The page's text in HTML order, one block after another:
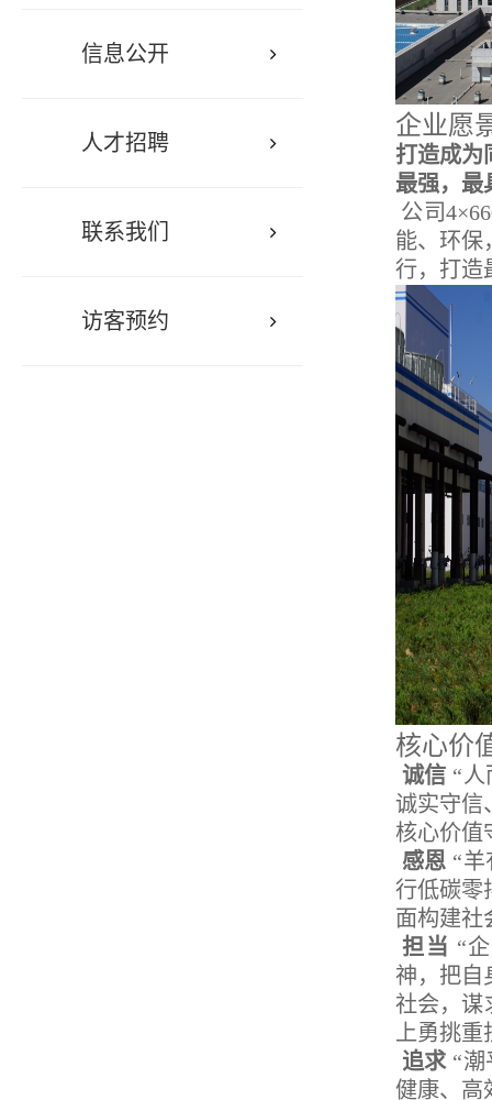
信息公开
人才招聘
联系我们
访客预约
企业愿
打造成为
最强，最
公司
能、环保
行，打造
核心价
诚信 “
诚实守信
核心价值
感恩 “
行低碳零
面构建社
担当 “
神，把自
社会，谋
上勇挑重
追求 “
健康、高